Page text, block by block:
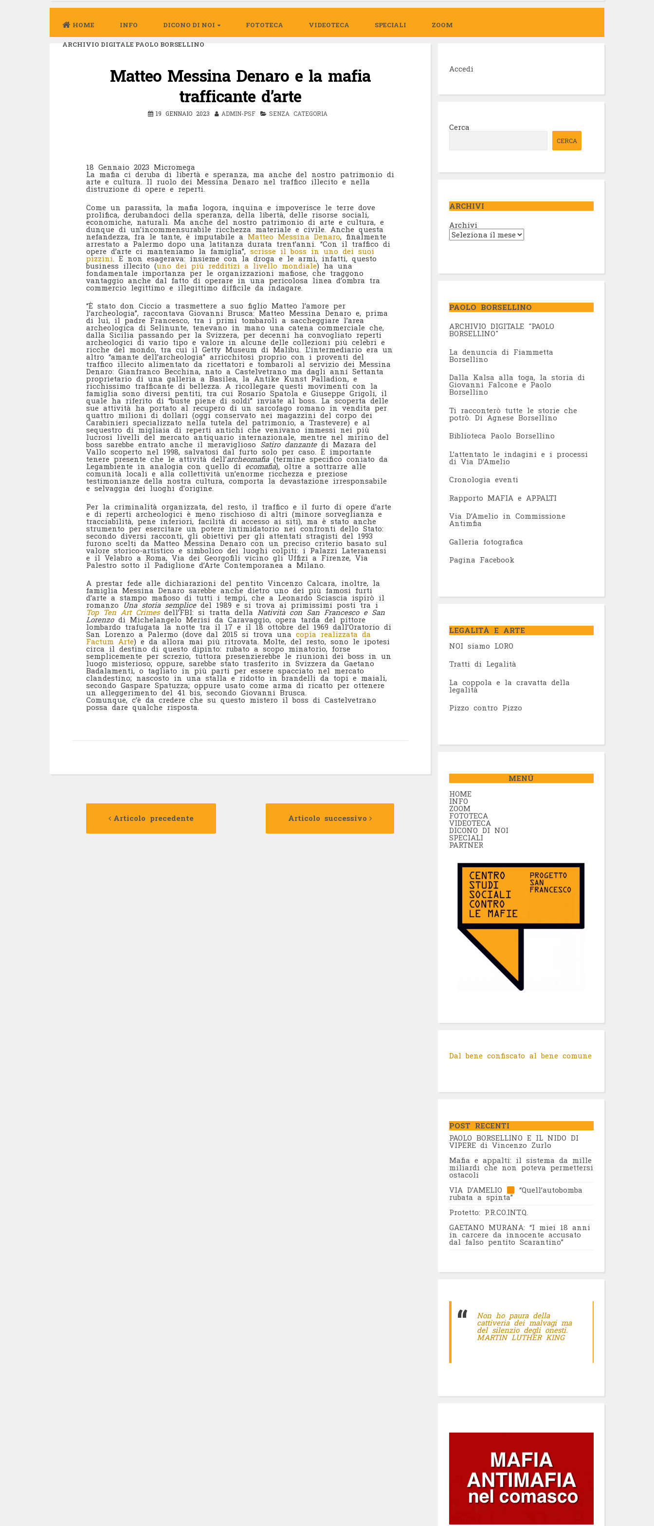
HOME INFO DICONO DI NOI FOTOTECA VIDEOTECA SPECIALI ZOOM
ARCHIVIO DIGITALE PAOLO BORSELLINO
Matteo Messina Denaro e la mafia
trafficante d’arte
19 GENNAIO 2023 ADMIN-PSF SENZA CATEGORIA
18 Gennaio 2023 Micromega
La mafia ci deruba di libertà e speranza, ma anche del nostro patrimonio di
arte e cultura. Il ruolo dei Messina Denaro nel traffico illecito e nella
distruzione di opere e reperti.
Come un parassita, la mafia logora, inquina e impoverisce le terre dove
prolifica, derubandoci della speranza, della libertà, delle risorse sociali,
economiche, naturali. Ma anche del nostro patrimonio di arte e cultura, e
dunque di un’incommensurabile ricchezza materiale e civile. Anche questa
nefandezza, fra le tante, è imputabile a Matteo Messina Denaro, finalmente
arrestato a Palermo dopo una latitanza durata trent’anni. “Con il traffico di
opere d’arte ci manteniamo la famiglia”, scrisse il boss in uno dei suoi
pizzini . E non esagerava: insieme con la droga e le armi, infatti, questo
business illecito (uno dei più redditizi a livello mondiale) ha una
fondamentale importanza per le organizzazioni mafiose, che traggono
vantaggio anche dal fatto di operare in una pericolosa linea d’ombra tra
commercio legittimo e illegittimo difficile da indagare.
“È stato don Ciccio a trasmettere a suo figlio Matteo l’amore per
l’archeologia”, raccontava Giovanni Brusca: Matteo Messina Denaro e, prima
di lui, il padre Francesco, tra i primi tombaroli a saccheggiare l’area
archeologica di Selinunte, tenevano in mano una catena commerciale che,
dalla Sicilia passando per la Svizzera, per decenni ha convogliato reperti
archeologici di vario tipo e valore in alcune delle collezioni più celebri e
ricche del mondo, tra cui il Getty Museum di Malibu. L’intermediario era un
altro “amante dell’archeologia” arricchitosi proprio con i proventi del
traffico illecito alimentato da ricettatori e tombaroli al servizio dei Messina
Denaro: Gianfranco Becchina, nato a Castelvetrano ma dagli anni Settanta
proprietario di una galleria a Basilea, la Antike Kunst Palladion, e
ricchissimo trafficante di bellezza. A ricollegare questi movimenti con la
famiglia sono diversi pentiti, tra cui Rosario Spatola e Giuseppe Grigoli, il
quale ha riferito di “buste piene di soldi” inviate al boss. La scoperta delle
sue attività ha portato al recupero di un sarcofago romano in vendita per
quattro milioni di dollari (oggi conservato nei magazzini del corpo dei
Carabinieri specializzato nella tutela del patrimonio, a Trastevere) e al
sequestro di migliaia di reperti antichi che venivano immessi nei più
lucrosi livelli del mercato antiquario internazionale, mentre nel mirino del
boss sarebbe entrato anche il meraviglioso Satiro danzantedi Mazara del
Vallo scoperto nel 1998, salvatosi dal furto solo per caso. È importante
tenere presente che le attività dell’archeomafia(termine specifico coniato da
Legambiente in analogia con quello di ecomafia), oltre a sottrarre alle
comunità locali e alla collettività un’enorme ricchezza e preziose
testimonianze della nostra cultura, comporta la devastazione irresponsabile
e selvaggia dei luoghi d’origine.
Per la criminalità organizzata, del resto, il traffico e il furto di opere d’arte
e di reperti archeologici è meno rischioso di altri (minore sorveglianza e
tracciabilità, pene inferiori, facilità di accesso ai siti), ma è stato anche
strumento per esercitare un potere intimidatorio nei confronti dello Stato:
secondo diversi racconti, gli obiettivi per gli attentati stragisti del 1993
furono scelti da Matteo Messina Denaro con un preciso criterio basato sul
valore storico-artistico e simbolico dei luoghi colpiti: i Palazzi Lateranensi
e il Velabro a Roma, Via dei Georgofili vicino gli Uffizi a Firenze, Via
Palestro sotto il Padiglione d’Arte Contemporanea a Milano.
A prestar fede alle dichiarazioni del pentito Vincenzo Calcara, inoltre, la
famiglia Messina Denaro sarebbe anche dietro uno dei più famosi furti
d’arte a stampo mafioso di tutti i tempi, che a Leonardo Sciascia ispirò il
romanzo Una storia semplicedel 1989 e si trova ai primissimi posti tra i
Top Ten Art Crimesdell’FBI: si tratta della Natività con San Francesco e San
Lorenzodi Michelangelo Merisi da Caravaggio, opera tarda del pittore
lombardo trafugata la notte tra il 17 e il 18 ottobre del 1969 dall’Oratorio di
San Lorenzo a Palermo (dove dal 2015 si trova una copia realizzata da
Factum Arte) e da allora mai più ritrovata. Molte, del resto, sono le ipotesi
circa il destino di questo dipinto: rubato a scopo minatorio, forse
semplicemente per screzio, tuttora presenzierebbe le riunioni dei boss in un
luogo misterioso; oppure, sarebbe stato trasferito in Svizzera da Gaetano
Badalamenti, o tagliato in più parti per essere spacciato nel mercato
clandestino; nascosto in una stalla e ridotto in brandelli da topi e maiali,
secondo Gaspare Spatuzza; oppure usato come arma di ricatto per ottenere
un alleggerimento del 41 bis, secondo Giovanni Brusca.
Comunque, c’è da credere che su questo mistero il boss di Castelvetrano
possa dare qualche risposta.
articoloArticolo precedente
Articolo
Articolo successivo
Articolo
Accedi
Cerca
CERCA
ARCHIVI
Archivi
PAOLO BORSELLINO
ARCHIVIO DIGITALE "PAOLO
BORSELLINO"
La denuncia di Fiammetta
Borsellino
Dalla Kalsa alla toga, la storia di
Giovanni Falcone e Paolo
Borsellino
Ti racconterò tutte le storie che
potrò. Di Agnese Borsellino
Biblioteca Paolo Borsellino
L’attentato le indagini e i processi
di Via D’Amelio
Cronologia eventi
Rapporto MAFIA e APPALTI
Via D’Amelio in Commissione
Antimfia
Galleria fotografica
Pagina Facebook
LEGALITÀ E ARTE
NOI siamo LORO
Tratti di Legalità
La coppola e la cravatta della
legalità
Pizzo contro Pizzo
MENÚ
HOME
INFO
ZOOM
FOTOTECA
VIDEOTECA
DICONO DI NOI
SPECIALI
PARTNER
Dal bene confiscato al bene comune
POST RECENTI
PAOLO BORSELLINO E IL NIDO DI
VIPERE di Vincenzo Zurlo
Mafia e appalti: il sistema da mille
miliardi che non poteva permettersi
ostacoli
VIA D’AMELIO
“Quell’autobomba
rubata a spinta”
Protetto: P.R.CO.INT.Q.
GAETANO MURANA: “I miei 18 anni
in carcere da innocente accusato
dal falso pentito Scarantino”
Non ho paura della
cattiveria dei malvagi ma
del silenzio degli onesti.
MARTIN LUTHER KING